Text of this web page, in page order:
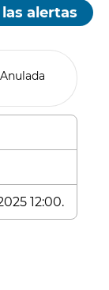
alertas
Anulada
12:00.